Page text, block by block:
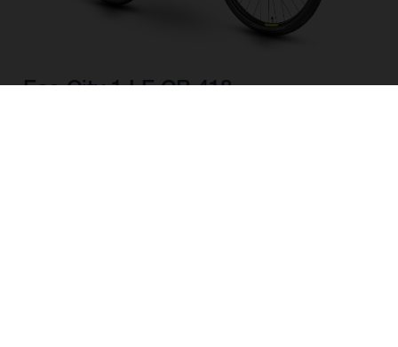
Eco City 1 LE CB 418